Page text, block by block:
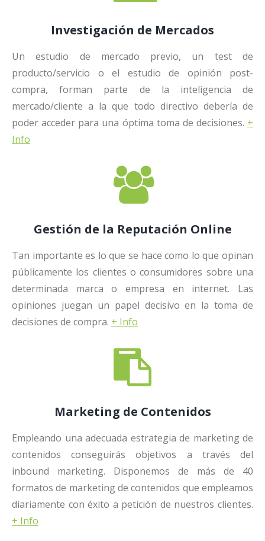
Investigación de Mercados
Un estudio de mercado previo, un test de
producto/servicio o el estudio de opinión post-
compra, forman parte de la inteligencia de
mercado/cliente a la que todo directivo debería de
poder acceder para una óptima toma de decisiones. +
Info
Gestión de la Reputación Online
Tan importante es lo que se hace como lo que opinan
públicamente los clientes o consumidores sobre una
determinada marca o empresa en internet. Las
opiniones juegan un papel decisivo en la toma de
decisiones de compra. + Info
Marketing de Contenidos
Empleando una adecuada estrategia de marketing de
contenidos conseguirás objetivos a través del
inbound marketing. Disponemos de más de 40
formatos de marketing de contenidos que empleamos
diariamente con éxito a petición de nuestros clientes.
+ Info